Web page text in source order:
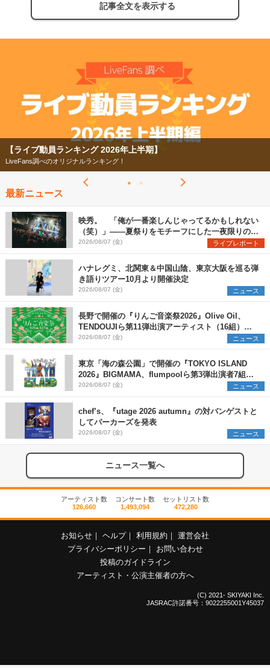
記事全文を表示する
【ライブ動員ランキング 2026年上半期】
LiveFans調べのオリジナルランキング！
最新ニュース
映秀。 「俺が一番楽しんじゃってるかもしれない
（笑）」――夏祭りをモチーフにした一夜限りのス
ペシャルライブ『色祭』レポート
2026/08/07 (金) ライブレポート
ハナレグミ、北関東＆中国山陰、東京大阪を巡る弾
き語りツアー10月より開催決定
2026/08/07 (金) ニュース
長野で開催の『りんご音楽祭2026』Olive Oil、
TENDOUJIら第11弾出演アーティスト（16組）を
発表
2026/08/07 (金) ニュース
東京「海の森公園」で開催の『TOKYO ISLAND
2026』BIGMAMA、flumpoolら第3弾出演者7組を
発表 ワークショップ・アート出展者を募集
2026/08/07 (金) ニュース
chef’s、『utage 2026 autumn』の対バンゲストと
してパーカーズを発表
2026/08/07 (金) ニュース
ニュース一覧へ
アーティスト数
126,660
コンサート数
1,493,094
セットリスト数
472,280
お知らせ ｜ ヘルプ｜ 利用規約 ｜ 運営会社
プライバシーポリシー ｜
お問い合わせ
投稿のガイドライン
アーティスト・公演主催者の方へ
(C) 2021- SKIYAKI Inc.
JASRAC許諾番号：9022255001Y45037